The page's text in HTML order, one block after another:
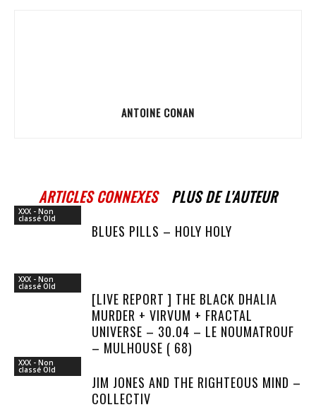
ANTOINE CONAN
ARTICLES CONNEXES PLUS DE L'AUTEUR
XXX - Non
classé Old
BLUES PILLS – HOLY HOLY
XXX - Non
classé Old
[LIVE REPORT ] THE BLACK DHALIA
MURDER + VIRVUM + FRACTAL
UNIVERSE – 30.04 – LE NOUMATROUF
– MULHOUSE ( 68)
XXX - Non
classé Old
JIM JONES AND THE RIGHTEOUS MIND –
COLLECTIV